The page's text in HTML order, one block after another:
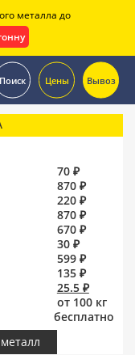
Поиск Цены Вывоз
70 ₽
870 ₽
220 ₽
870 ₽
670 ₽
30 ₽
599 ₽
135 ₽
25.5 ₽
от 100 кг
бесплатно
металла до